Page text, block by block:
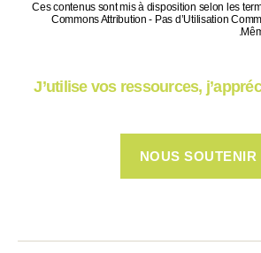
Ces contenus sont mis à disposition selon les
Commons Attribution - Pas d’Utilisation
J’utilise vos ressources,
NOUS SOUTENIR